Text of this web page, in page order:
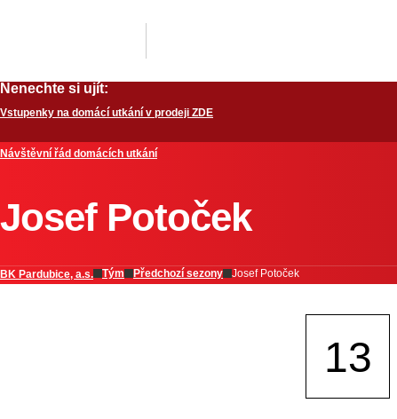
Nenechte si ujít:
Vstupenky na domácí utkání v prodeji ZDE
Návštěvní řád domácích utkání
Josef Potoček
BK Pardubice, a.s. Tým Předchozí sezony Josef Potoček
13